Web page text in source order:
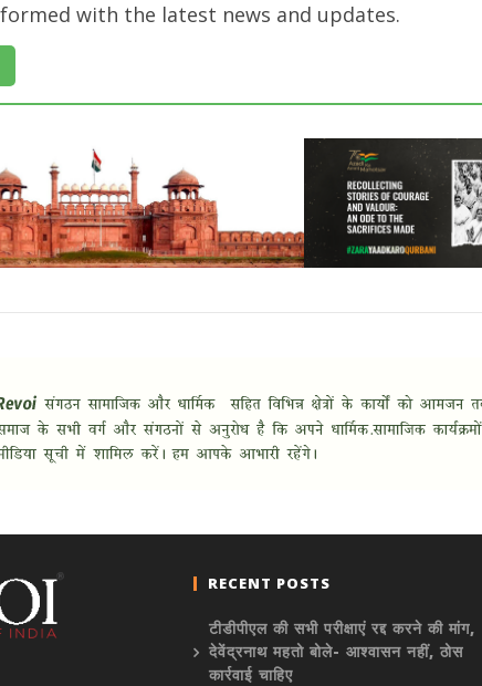
with the latest news and updates.
RECENT POSTS
टीडीपीएल की सभी परीक्षाएं रद्द करने की मांग,
देवेंद्रनाथ महतो बोले- आश्वासन नहीं, ठोस
कार्रवाई चाहिए